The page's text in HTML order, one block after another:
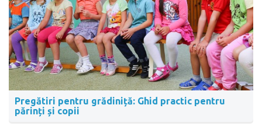
Pregătiri pentru grădiniță: Ghid practic pentru
părinți și copii